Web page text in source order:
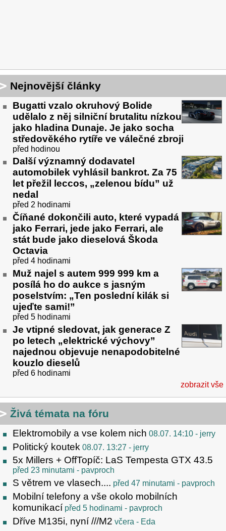
Nejnovější články
Bugatti vzalo okruhový Bolide
udělalo z něj silniční brutalitu nízkou
jako hladina Dunaje. Je jako socha
středověkého rytíře ve válečné zbroji
před hodinou
Další významný dodavatel
automobilek vyhlásil bankrot. Za 75
let přežil leccos, „zelenou bídu” už
nedal
před 2 hodinami
Číňané dokončili auto, které vypadá
jako Ferrari, jede jako Ferrari, ale
stát bude jako dieselová Škoda
Octavia
před 4 hodinami
Muž najel s autem 999 999 km a
posílá ho do aukce s jasným
poselstvím: „Ten poslední kilák si
ujeďte sami!”
před 5 hodinami
Je vtipné sledovat, jak generace Z
po letech „elektrické výchovy”
najednou objevuje nenapodobitelné
kouzlo dieselů
před 6 hodinami
zobrazit vše
Živá témata na fóru
Elektromobily a vse kolem nich 08.07. 14:10 - jerry
Politický koutek 08.07. 13:27 - jerry
5x Millers + OffTopíč: LaS Tempesta GTX 43.5
před 23 minutami - pavproch
S větrem ve vlasech.... před 47 minutami - pavproch
Mobilní telefony a vše okolo mobilních
komunikací před 5 hodinami - pavproch
Dříve M135i, nyní ///M2 včera - Eda